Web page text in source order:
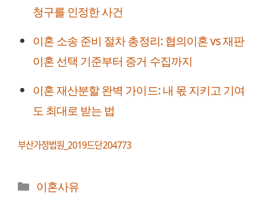
청구를 인정한 사건
이혼 소송 준비 절차 총정리: 협의이혼 vs 재판
이혼 선택 기준부터 증거 수집까지
이혼 재산분할 완벽 가이드: 내 몫 지키고 기여
도 최대로 받는 법
부산가정법원_2019드단204773
카
이혼사유